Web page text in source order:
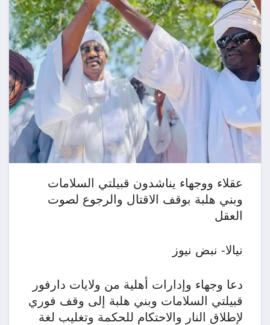
عقلاء ووجهاء يناشدون قبيلتي السلامات
وبني هلبة بوقف الاقتال والرجوع لصوت
العقل
نيالا- نبض نيوز
دعا وجهاء وإدارات أهلية من ولايات دارفور
قبيلتي السلامات وبني هلبة إلى وقف فوري
لإطلاق النار والاحتكام للحكمة وتغليب لغة